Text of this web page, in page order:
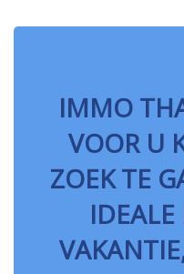
IMMO
VOOR U
ZOEK TE